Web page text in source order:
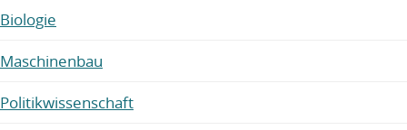
Biologie
Maschinenbau
Politikwissenschaft